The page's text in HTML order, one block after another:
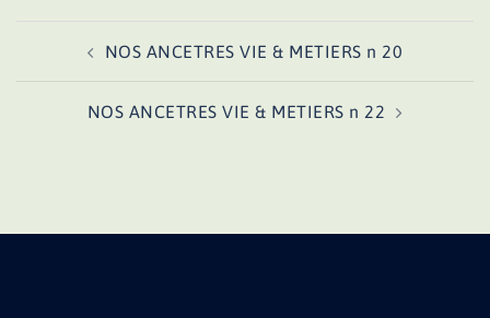
d’articleNOS ANCETRES VIE & METIERS n 20
NOS ANCETRES VIE & METIERS n 22